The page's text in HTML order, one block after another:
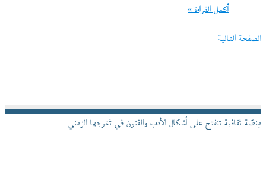
أكمل القراءة »
الصفحة التالية
مِنصّة ثقافية تنفتح على أشكال الأدب والفنون في تَمَوجها الزمني